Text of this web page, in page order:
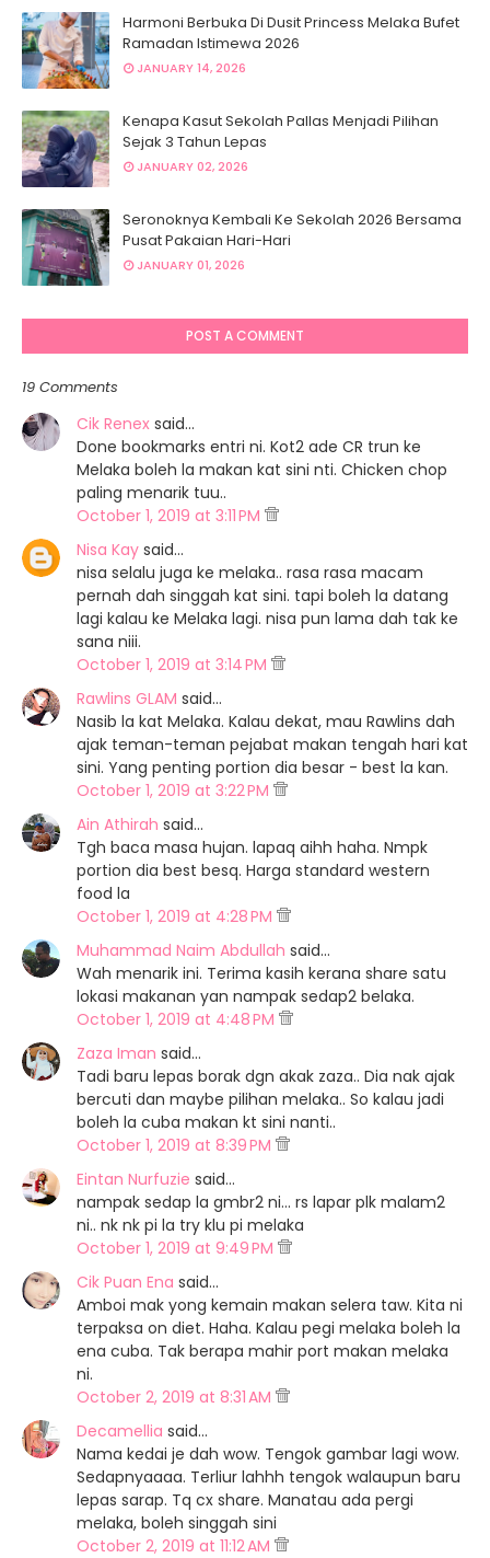
Harmoni Berbuka Di Dusit Princess Melaka Bufet
Ramadan Istimewa 2026
JANUARY 14, 2026
Kenapa Kasut Sekolah Pallas Menjadi Pilihan
Sejak 3 Tahun Lepas
JANUARY 02, 2026
Seronoknya Kembali Ke Sekolah 2026 Bersama
Pusat Pakaian Hari-Hari
JANUARY 01, 2026
POST A COMMENT
19 Comments
Cik Renex said…
Done bookmarks entri ni. Kot2 ade CR trun ke
Melaka boleh la makan kat sini nti. Chicken chop
paling menarik tuu..
October 1, 2019 at 3:11 PM
Nisa Kay said…
nisa selalu juga ke melaka.. rasa rasa macam
pernah dah singgah kat sini. tapi boleh la datang
lagi kalau ke Melaka lagi. nisa pun lama dah tak ke
sana niii.
October 1, 2019 at 3:14 PM
Rawlins GLAM said…
Nasib la kat Melaka. Kalau dekat, mau Rawlins dah
ajak teman-teman pejabat makan tengah hari kat
sini. Yang penting portion dia besar - best la kan.
October 1, 2019 at 3:22 PM
Ain Athirah said…
Tgh baca masa hujan. lapaq aihh haha. Nmpk
portion dia best besq. Harga standard western
food la
October 1, 2019 at 4:28 PM
Muhammad Naim Abdullah said…
Wah menarik ini. Terima kasih kerana share satu
lokasi makanan yan nampak sedap2 belaka.
October 1, 2019 at 4:48 PM
Zaza Iman said…
Tadi baru lepas borak dgn akak zaza.. Dia nak ajak
bercuti dan maybe pilihan melaka.. So kalau jadi
boleh la cuba makan kt sini nanti..
October 1, 2019 at 8:39 PM
Eintan Nurfuzie said…
nampak sedap la gmbr2 ni... rs lapar plk malam2
ni.. nk nk pi la try klu pi melaka
October 1, 2019 at 9:49 PM
Cik Puan Ena said…
Amboi mak yong kemain makan selera taw. Kita ni
terpaksa on diet. Haha. Kalau pegi melaka boleh la
ena cuba. Tak berapa mahir port makan melaka
ni.
October 2, 2019 at 8:31 AM
Decamellia said…
Nama kedai je dah wow. Tengok gambar lagi wow.
Sedapnyaaaa. Terliur lahhh tengok walaupun baru
lepas sarap. Tq cx share. Manatau ada pergi
melaka, boleh singgah sini
October 2, 2019 at 11:12 AM